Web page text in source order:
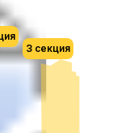
3 секция